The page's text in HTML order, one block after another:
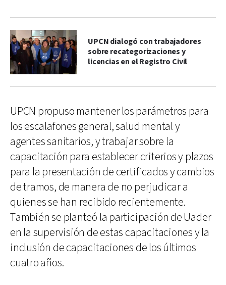
UPCN dialogó con trabajadores
sobre recategorizaciones y
licencias en el Registro Civil
UPCN propuso mantener los parámetros para
los escalafones general, salud mental y
agentes sanitarios, y trabajar sobre la
capacitación para establecer criterios y plazos
para la presentación de certificados y cambios
de tramos, de manera de no perjudicar a
quienes se han recibido recientemente.
También se planteó la participación de Uader
en la supervisión de estas capacitaciones y la
inclusión de capacitaciones de los últimos
cuatro años.